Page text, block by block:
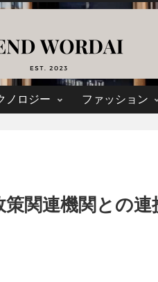
ノロジー ファッション
関連機関との連